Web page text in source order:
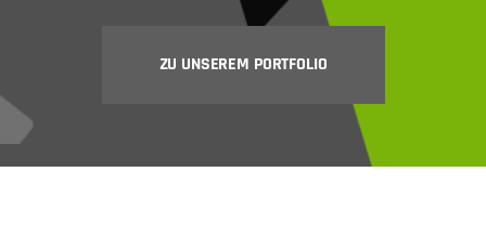
ZU UNSEREM PORTFOLIO